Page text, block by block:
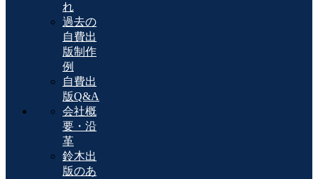
れ
過去の
自費出
版制作
例
自費出
版Q&A
会社概
要・沿
革
鈴木出
版のあ